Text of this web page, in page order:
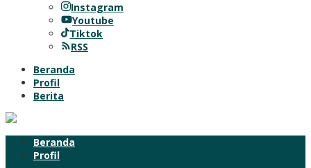
Instagram
Youtube
Tiktok
RSS
Beranda
Profil
Berita
Beranda
Profil